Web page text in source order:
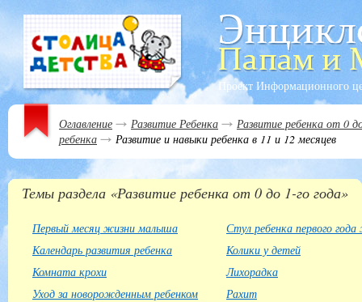
Проект Информационного
Оглавление Развитие Ребенка
Развитие ребенка от 0
ребенка
Развитие и навыки ребенка в 11 и 12 месяцев
Темы раздела «Развитие ребенка от 0 до 1-го года»
Первый месяц жизни малыша
Календарь развития ребенка
Комната крохи
Уход за новорожденным ребенком
Стул ребенка первого
Колики у детей
Лихорадка
Рахит